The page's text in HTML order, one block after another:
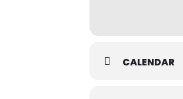
CALENDAR